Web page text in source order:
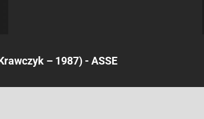
– 1987) - ASSE